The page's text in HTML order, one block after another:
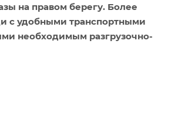
на правом берегу. Более
с удобными транспортными
необходимым разгрузочно-